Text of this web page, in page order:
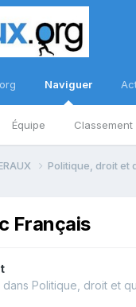
Naviguer
Équipe Classement
Politique, droit et
Français
dans Politique, droit et